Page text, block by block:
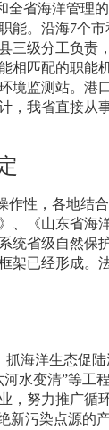
省海洋管理
能。沿海7个市
三级分工负责
相匹配的职能
境监测站。港
，我省直接从
性，各地结
、《山东省海
省级自然保
架已经形成。
海洋生态促
水变清”等工
，努力推广循
新污染点源的